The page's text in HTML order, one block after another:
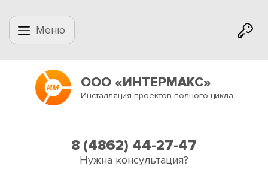
Меню
ООО «ИНТЕРМАКС»
Инсталляция проектов полного цикла
8 (4862) 44-27-47
Нужна консультация?